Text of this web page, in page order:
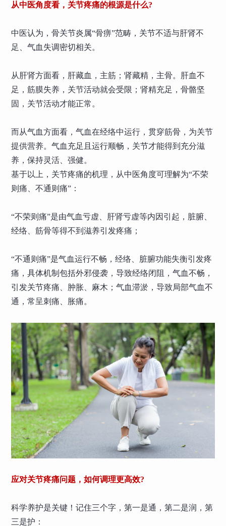
从中医角度看，关节疼痛的根源是什么?
中医认为，骨关节炎属“骨痹”范畴，关节不适与肝肾不
足、气血失调密切相关。
从肝肾方面看，肝藏血，主筋；肾藏精，主骨。肝血不
足，筋膜失养，关节活动就会受限；肾精充足，骨骼坚
固，关节活动才能正常。
而从气血方面看，气血在经络中运行，贯穿筋骨，为关节
提供营养。气血充足且运行顺畅，关节才能得到充分滋
养，保持灵活、强健。
基于以上，关节疼痛的机理，从中医角度可理解为“不荣
则痛、不通则痛”：
“不荣则痛”是由气血亏虚、肝肾亏虚等内因引起，脏腑、
经络、筋骨等得不到滋养引发疼痛；
“不通则痛”是气血运行不畅，经络、脏腑功能失衡引发疼
痛，具体机制包括外邪侵袭，导致经络闭阻，气血不畅，
引发关节疼痛、肿胀、麻木；气血滞淤，导致局部气血不
通，常呈刺痛、胀痛。
应对关节疼痛问题，如何调理更高效?
科学养护是关键！记住三个字，第一是通，第二是润，第
三是护：